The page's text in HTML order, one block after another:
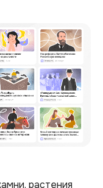
растения